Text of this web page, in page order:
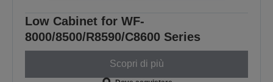
Low Cabinet for WF-
8000/8500/R8590/C8600 Series
Scopri di più